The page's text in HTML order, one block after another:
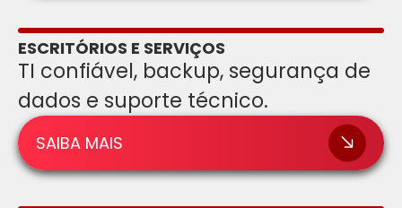
ESCRITÓRIOS E SERVIÇOS
TI confiável, backup, segurança de
dados e suporte técnico.
SAIBA MAIS